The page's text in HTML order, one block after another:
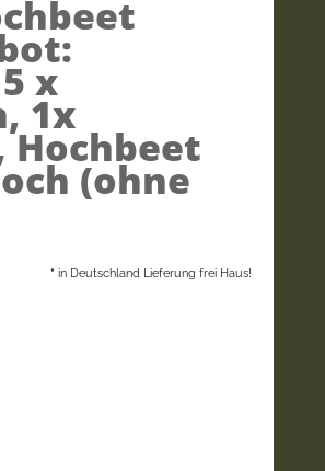
x
1x
Hochbeet
(ohne
* in Deutschland Lieferung frei Haus!